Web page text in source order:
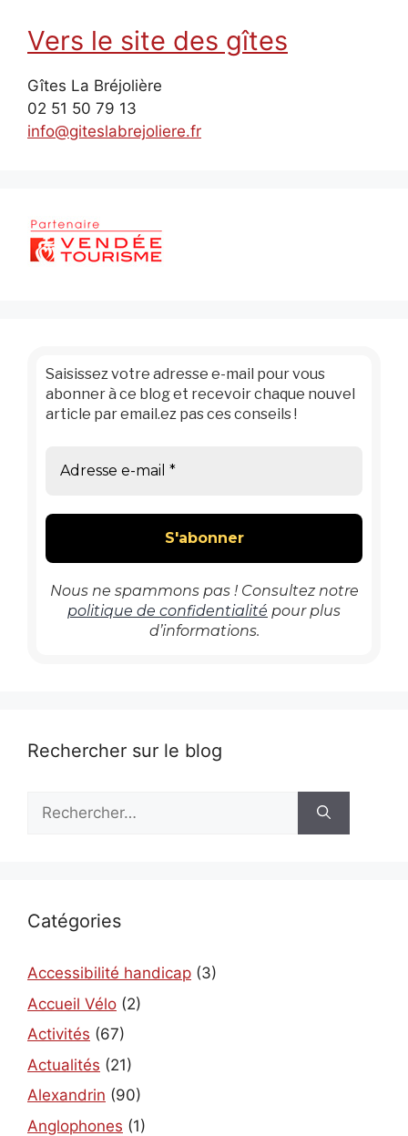
Vers le site des gîtes
Gîtes La Bréjolière
02 51 50 79 13
info@giteslabrejoliere.fr
Saisissez votre adresse e-mail pour vous
abonner à ce blog et recevoir chaque nouvel
article par email.ez pas ces conseils !
Nous ne spammons pas ! Consultez notre
politique de confidentialité pour plus
d’informations.
Rechercher sur le blog
Rechercher :
Catégories
Accessibilité handicap (3)
Accueil Vélo (2)
Activités (67)
Actualités (21)
Alexandrin (90)
Anglophones (1)